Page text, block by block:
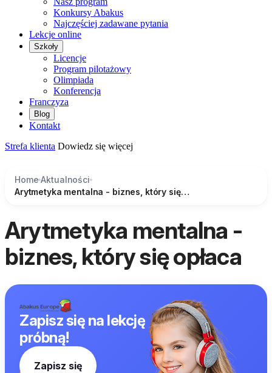
Konkursy Abakus
Najczęściej zadawane pytania
Lekcje online
Szkoły
Licencje
Program pilotażowy
Olimpiada
Konferencja
Franczyza
Blog
Kontakt
Strefa klienta Dowiedz się więcej
Home Aktualności
Arytmetyka mentalna - biznes, który się opłaca
Arytmetyka mentalna -
biznes, który się opłaca
Zapisz się na lekcję
próbną!
Zapisz się